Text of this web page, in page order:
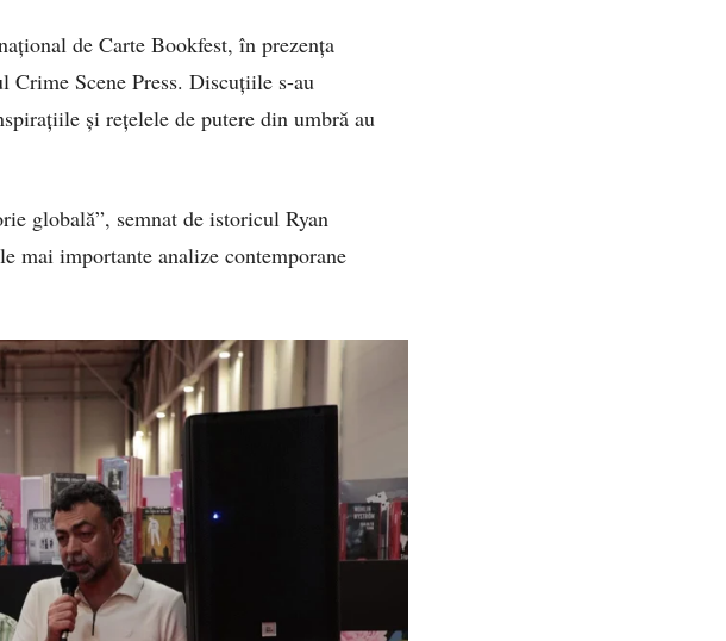
de Carte Bookfest, în prezența
Scene Press. Discuțiile s-au
și rețelele de putere din umbră au
globală”, semnat de istoricul Ryan
mai importante analize contemporane